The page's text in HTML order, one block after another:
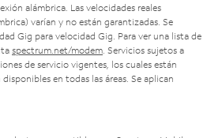
alámbrica. Las velocidades reales
varían y no están garantizadas. Se
Gig para velocidad Gig. Para ver una lista de
spectrum.net/modem . Servicios sujetos a
de servicio vigentes, los cuales están
en todas las áreas. Se aplican